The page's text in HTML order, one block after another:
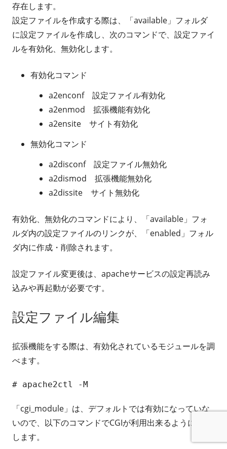
存在します。
設定ファイルを作成する際は、「available」フォルダ
に設定ファイルを作成し、次のコマンドで、設定ファイ
ルを有効化、無効化します。
有効化コマンド
a2enconf 設定ファイル有効化
a2enmod 拡張機能有効化
a2ensite サイト有効化
無効化コマンド
a2disconf 設定ファイル無効化
a2dismod 拡張機能無効化
a2dissite サイト無効化
有効化、無効化のコマンドにより、「available」フォ
ルダ内の設定ファイルのリンクが、「enabled」フォル
ダ内に作成・削除されます。
設定ファイル変更後は、apacheサービスの設定再読み
込みや再起動が必要です。
設定ファイル編集
拡張機能をする際は、有効化されているモジュールを調
べます。
# apache2ctl -M
「cgi_module」は、デフォルトでは有効になっていな
いので、以下のコマンドでCGIが利用出来るように変更
します。